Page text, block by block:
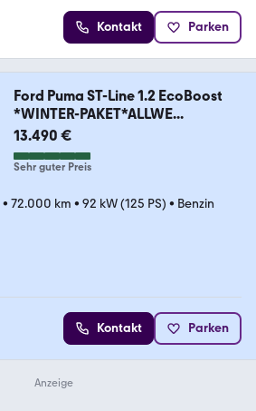
Kontakt Parken
Ford Puma ST-Line 1.2 EcoBoost
*WINTER-PAKET*ALLWE...
13.490 €
Sehr guter Preis
• 72.000 km • 92 kW (125 PS) • Benzin
Kontakt Parken